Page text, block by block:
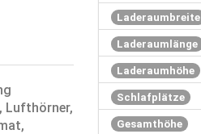
Laderaumbreite
Laderaumlänge
Laderaumhöhe
Schlafplätze
Gesamthöhe
Lufthörner,